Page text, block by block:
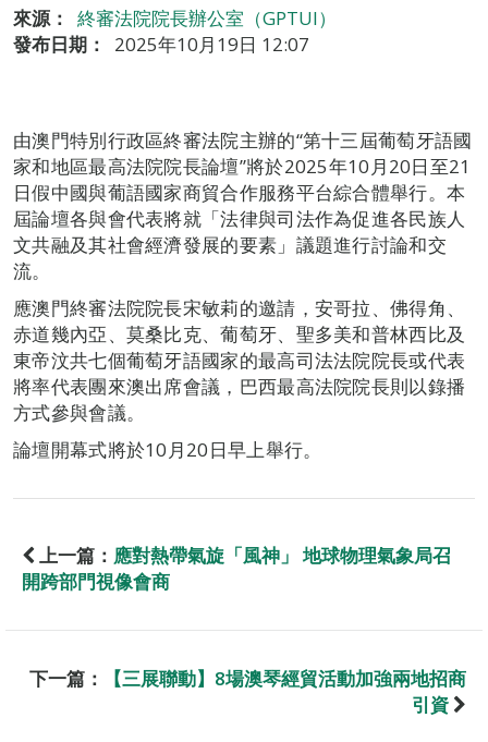
來源：
終審法院院長辦公室（GPTUI）
發布日期：
2025年10月19日 12:07
由澳門特別行政區終審法院主辦的“第十三屆葡萄牙語國
家和地區最高法院院長論壇”將於2025年10月20日至21
日假中國與葡語國家商貿合作服務平台綜合體舉行。本
屆論壇各與會代表將就「法律與司法作為促進各民族人
文共融及其社會經濟發展的要素」議題進行討論和交
流。
應澳門終審法院院長宋敏莉的邀請，安哥拉、佛得角、
赤道幾內亞、莫桑比克、葡萄牙、聖多美和普林西比及
東帝汶共七個葡萄牙語國家的最高司法法院院長或代表
將率代表團來澳出席會議，巴西最高法院院長則以錄播
方式參與會議。
論壇開幕式將於10月20日早上舉行。
上一篇： 應對熱帶氣旋「風神」 地球物理氣象局召
開跨部門視像會商
下一篇：
【三展聯動】8場澳琴經貿活動加強兩地招商
引資